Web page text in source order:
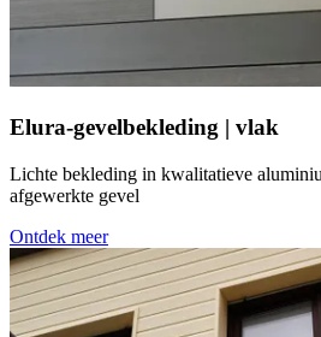
Elura-gevelbekleding | vlak
Lichte bekleding in kwalitatieve
afgewerkte gevel
Ontdek meer